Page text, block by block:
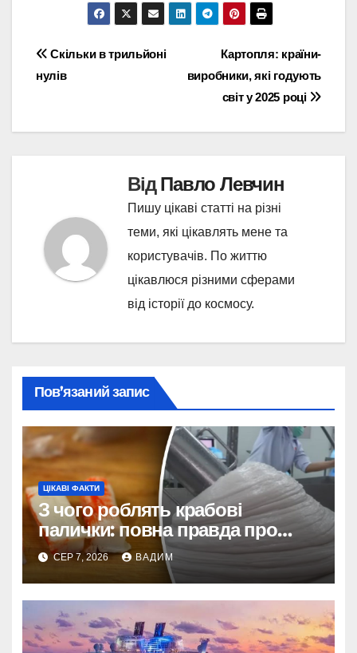
Навігація
записів
Картопля: країни-
виробники, які годують
світ у 2025 році
Скільки в трильйоні
нулів
ВідПавло Левчин
Пишу цікаві статті на різні
теми, які цікавлять мене та
користувачів. По життю
цікавлюся різними сферами
від історії до космосу.
Пов’язаний запис
ЦІКАВІ ФАКТИ
З чого роблять крабові
палички: повна правда про
склад і виробництво
СЕР 7, 2026 ВАДИМ